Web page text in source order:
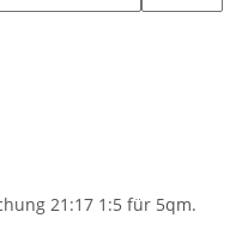
21:17 1:5 für 5qm.